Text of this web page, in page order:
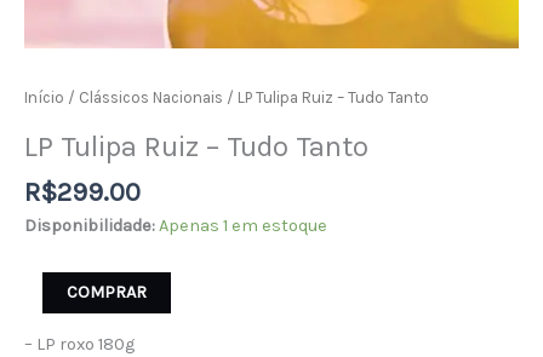
Início / Clássicos Nacionais / LP Tulipa Ruiz – Tudo Tanto
LP Tulipa Ruiz – Tudo Tanto
R$299.00
Disponibilidade:Apenas 1 em estoque
COMPRAR
– LP roxo 180g